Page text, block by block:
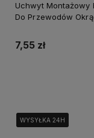
Uchwyt Montażowy
Do Przewodów
7,55 zł
WYSYŁKA 24H
WYSYŁKA 24H
WYSYŁKA 24H